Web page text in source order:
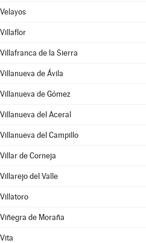
Velayos
Villaflor
Villafranca de la Sierra
Villanueva de Ávila
Villanueva de Gómez
Villanueva del Aceral
Villanueva del Campillo
Villar de Corneja
Villarejo del Valle
Villatoro
Viñegra de Moraña
Vita